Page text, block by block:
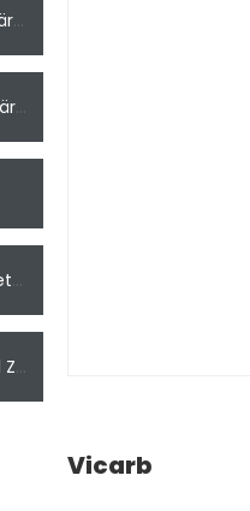
Vollverschweißter Plattenwärmetauscher
Halbgeschweißter Plattenwärmetauscher
Mehrfachdurchlauf-Wärmetauscher
Plattenwärmetauscher Und Zugehöriges Zubehör
Vicarb